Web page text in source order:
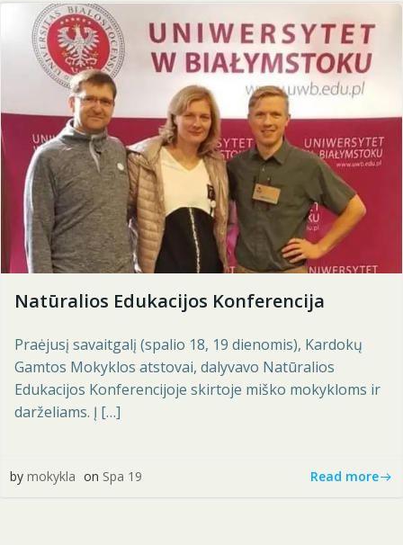
Natūralios Edukacijos Konferencija
Praėjusį savaitgalį (spalio 18, 19 dienomis), Kardokų
Gamtos Mokyklos atstovai, dalyvavo Natūralios
Edukacijos Konferencijoje skirtoje miško mokykloms ir
darželiams. Į […]
by mokykla on Spa 19 Read more